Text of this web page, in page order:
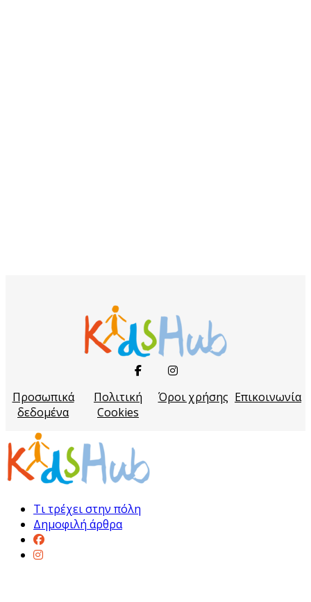
Προσωπικά
δεδομένα
Πολιτική
Cookies
Όροι χρήσης Επικοινωνία
Τι τρέχει στην πόλη
Δημοφιλή άρθρα